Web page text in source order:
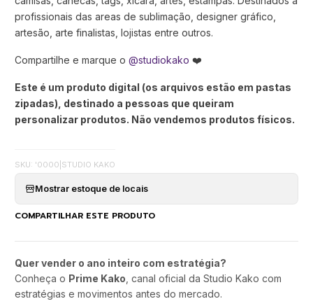
profissionais das areas de sublimação, designer gráfico,
artesão, arte finalistas, lojistas entre outros.
Compartilhe e marque o @studiokako ❤️
Este é um produto digital (os arquivos estão em pastas
zipadas), destinado a pessoas que queiram
personalizar produtos. Não vendemos produtos físicos.
SKU: '0000 STUDIO KAKO
Mostrar estoque de locais
COMPARTILHAR ESTE PRODUTO
Quer vender o ano inteiro com estratégia?
Conheça o Prime Kako , canal oficial da Studio Kako com
estratégias e movimentos antes do mercado.